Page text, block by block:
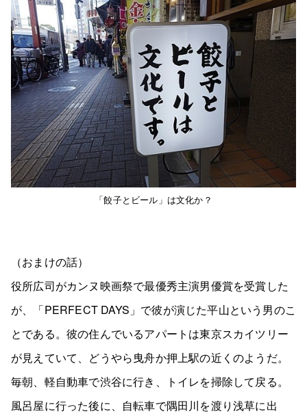
「餃子とビール」は文化か？
（おまけの話）
役所広司がカンヌ映画祭で最優秀主演男優賞を受賞した
が、「PERFECT DAYS」で彼が演じた平山という男のこ
とである。彼の住んでいるアパートは東京スカイツリー
が見えていて、どうやら曳舟か押上駅の近くのようだ。
毎朝、軽自動車で渋谷に行き、トイレを掃除して戻る。
風呂屋に行った後に、自転車で隅田川を渡り浅草に出